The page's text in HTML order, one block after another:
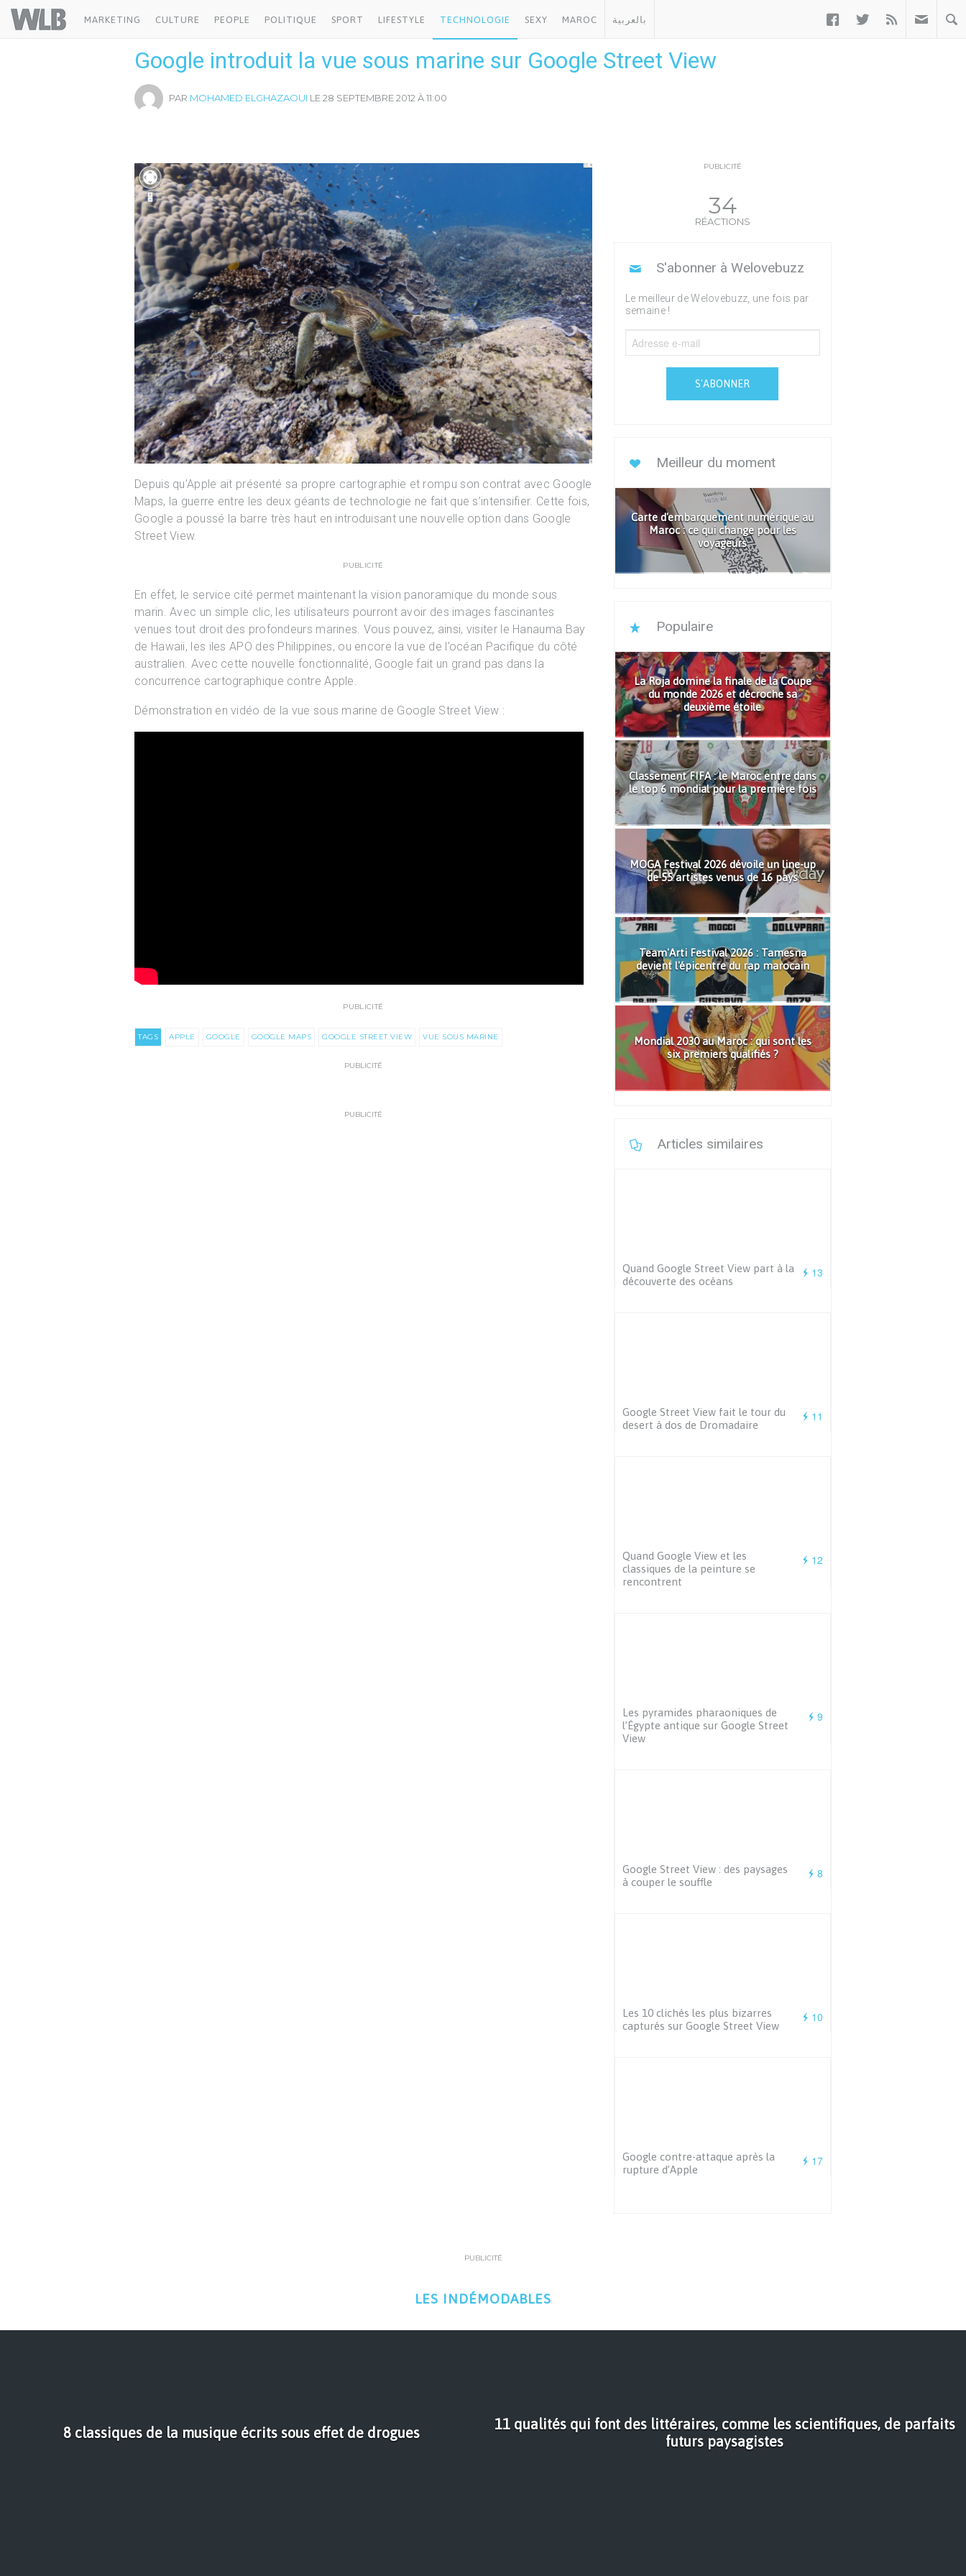
Welovebuzz
MARKETING CULTURE PEOPLE POLITIQUE SPORT LIFESTYLE TECHNOLOGIE SEXY MAROC بالعربية   
Google introduit la vue sous marine sur Google Street View
PAR MOHAMED ELGHAZAOUI LE 28 SEPTEMBRE 2012 À 11:00
Depuis qu’Apple ait présenté sa propre cartographie et rompu son contrat avec Google
Maps, la guerre entre les deux géants de technologie ne fait que s’intensifier. Cette fois,
Google a poussé la barre très haut en introduisant une nouvelle option dans Google
Street View.
PUBLICITÉ
En effet, le service cité permet maintenant la vision panoramique du monde sous
marin. Avec un simple clic, les utilisateurs pourront avoir des images fascinantes
venues tout droit des profondeurs marines. Vous pouvez, ainsi, visiter le Hanauma Bay
de Hawaii, les iles APO des Philippines, ou encore la vue de l’océan Pacifique du côté
australien. Avec cette nouvelle fonctionnalité, Google fait un grand pas dans la
concurrence cartographique contre Apple.
Démonstration en vidéo de la vue sous marine de Google Street View :
PUBLICITÉ
TAGS APPLE GOOGLE GOOGLE MAPS GOOGLE STREET VIEW VUE SOUS MARINE
PUBLICITÉ
PUBLICITÉ
PUBLICITÉ
34
RÉACTIONS
S'abonner à Welovebuzz
Le meilleur de Welovebuzz, une fois par
semaine !
S'ABONNER
Meilleur du moment
Carte d'embarquement numérique au
Maroc : ce qui change pour les
voyageurs
Populaire
La Roja domine la finale de la Coupe
du monde 2026 et décroche sa
deuxième étoile
Classement FIFA : le Maroc entre dans
le top 6 mondial pour la première fois
MOGA Festival 2026 dévoile un line-up
de 55 artistes venus de 16 pays
Team'Arti Festival 2026 : Tamesna
devient l'épicentre du rap marocain
Mondial 2030 au Maroc : qui sont les
six premiers qualifiés ?
Articles similaires
13
Quand Google Street View part à la
découverte des océans
11
Google Street View fait le tour du
desert à dos de Dromadaire
12
Quand Google View et les
classiques de la peinture se
rencontrent
9
Les pyramides pharaoniques de
l’Égypte antique sur Google Street
View
8
Google Street View : des paysages
à couper le souffle
10
Les 10 clichés les plus bizarres
capturés sur Google Street View
17
Google contre-attaque après la
rupture d’Apple
PUBLICITÉ
LES INDÉMODABLES
8 classiques de la musique écrits sous effet de drogues
11 qualités qui font des littéraires, comme les scientifiques, de parfaits
futurs paysagistes